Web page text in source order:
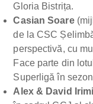
Gloria Bistrița.
Casian Soare
de la CSC
perspectivă, cu
Face parte din
Superligă în
Alex & David